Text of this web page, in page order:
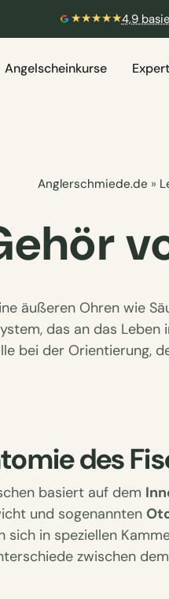
★★★★★4,9
Angelscheinkurse
Anglerschmiede.de »
äußeren Ohren wie
das an das
bei der Orientierung,
des
basiert auf dem
und sogenannten
sich in speziellen
zwischen